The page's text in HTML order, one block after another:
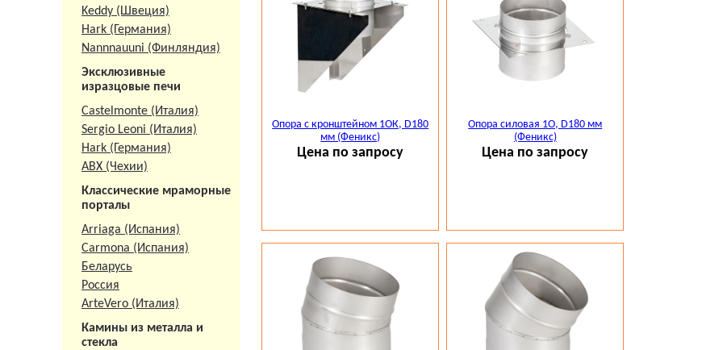
Keddy (Швеция)
Hark (Германия)
Nannnauuni (Финляндия)
Эксклюзивные
изразцовые печи
Castelmonte (Италия)
Sergio Leoni (Италия)
Hark (Германия)
АВХ (Чехии)
Классические мраморные
порталы
Arriaga (Испания)
Carmona (Испания)
Беларусь
Россия
ArteVero (Италия)
Камины из металла и
стекла
Опора с кронштейном 1ОК, D180
мм (Феникс)
Цена по запросу
Опора силовая 1О, D180 мм
(Феникс)
Цена по запросу